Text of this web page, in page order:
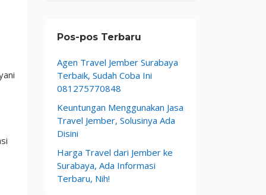
Pos-pos Terbaru
Agen Travel Jember Surabaya
Terbaik, Sudah Coba Ini
081275770848
Keuntungan Menggunakan Jasa
Travel Jember, Solusinya Ada
Disini
Harga Travel dari Jember ke
Surabaya, Ada Informasi
Terbaru, Nih!